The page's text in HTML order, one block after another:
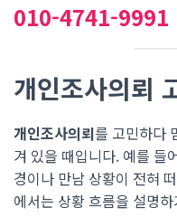
010-4741-9991
개인조사의뢰
개인조사의뢰를 고민하다
겨 있을 때입니다. 예를 들
경이나 만남 상황이 전혀
에서는 상황 흐름을 설명